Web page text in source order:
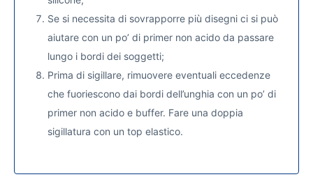
Se si necessita di sovrapporre più disegni ci si può
aiutare con un po’ di primer non acido da passare
lungo i bordi dei soggetti;
Prima di sigillare, rimuovere eventuali eccedenze
che fuoriescono dai bordi dell’unghia con un po’ di
primer non acido e buffer. Fare una doppia
sigillatura con un top elastico.